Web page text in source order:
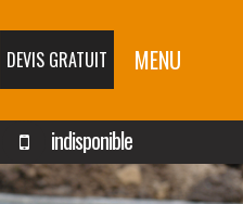
DEVIS GRATUIT MENU
indisponible